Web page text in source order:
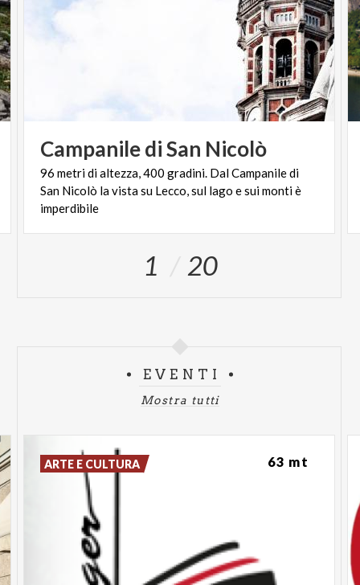
CampanilediSan Nicolò
96 metri di altezza, 400 gradini. Dal Campanile di
San Nicolò la vista su Lecco, sul lago e sui monti è
imperdibile
1 20
EVENTI
Mostra tutti
ARTE E CULTURA 63 mt